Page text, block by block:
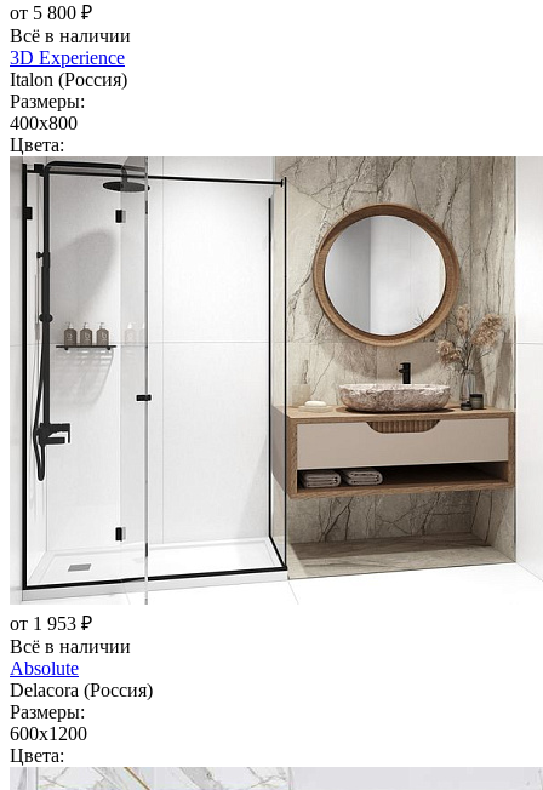
от 5 800 ₽
Всё в наличии
3D Experience
Italon (Россия)
Размеры:
400x800
Цвета:
от 1 953 ₽
Всё в наличии
Absolute
Delacora (Россия)
Размеры:
600x1200
Цвета: